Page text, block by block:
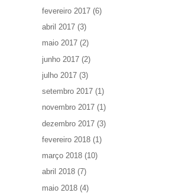
fevereiro 2017 (6)
abril 2017 (3)
maio 2017 (2)
junho 2017 (2)
julho 2017 (3)
setembro 2017 (1)
novembro 2017 (1)
dezembro 2017 (3)
fevereiro 2018 (1)
março 2018 (10)
abril 2018 (7)
maio 2018 (4)